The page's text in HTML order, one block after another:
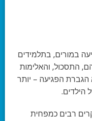
במורים, בתלמידים
התסכול, והאלימות
הפגיעה – יותר
הילדים.
רבים כמפחית